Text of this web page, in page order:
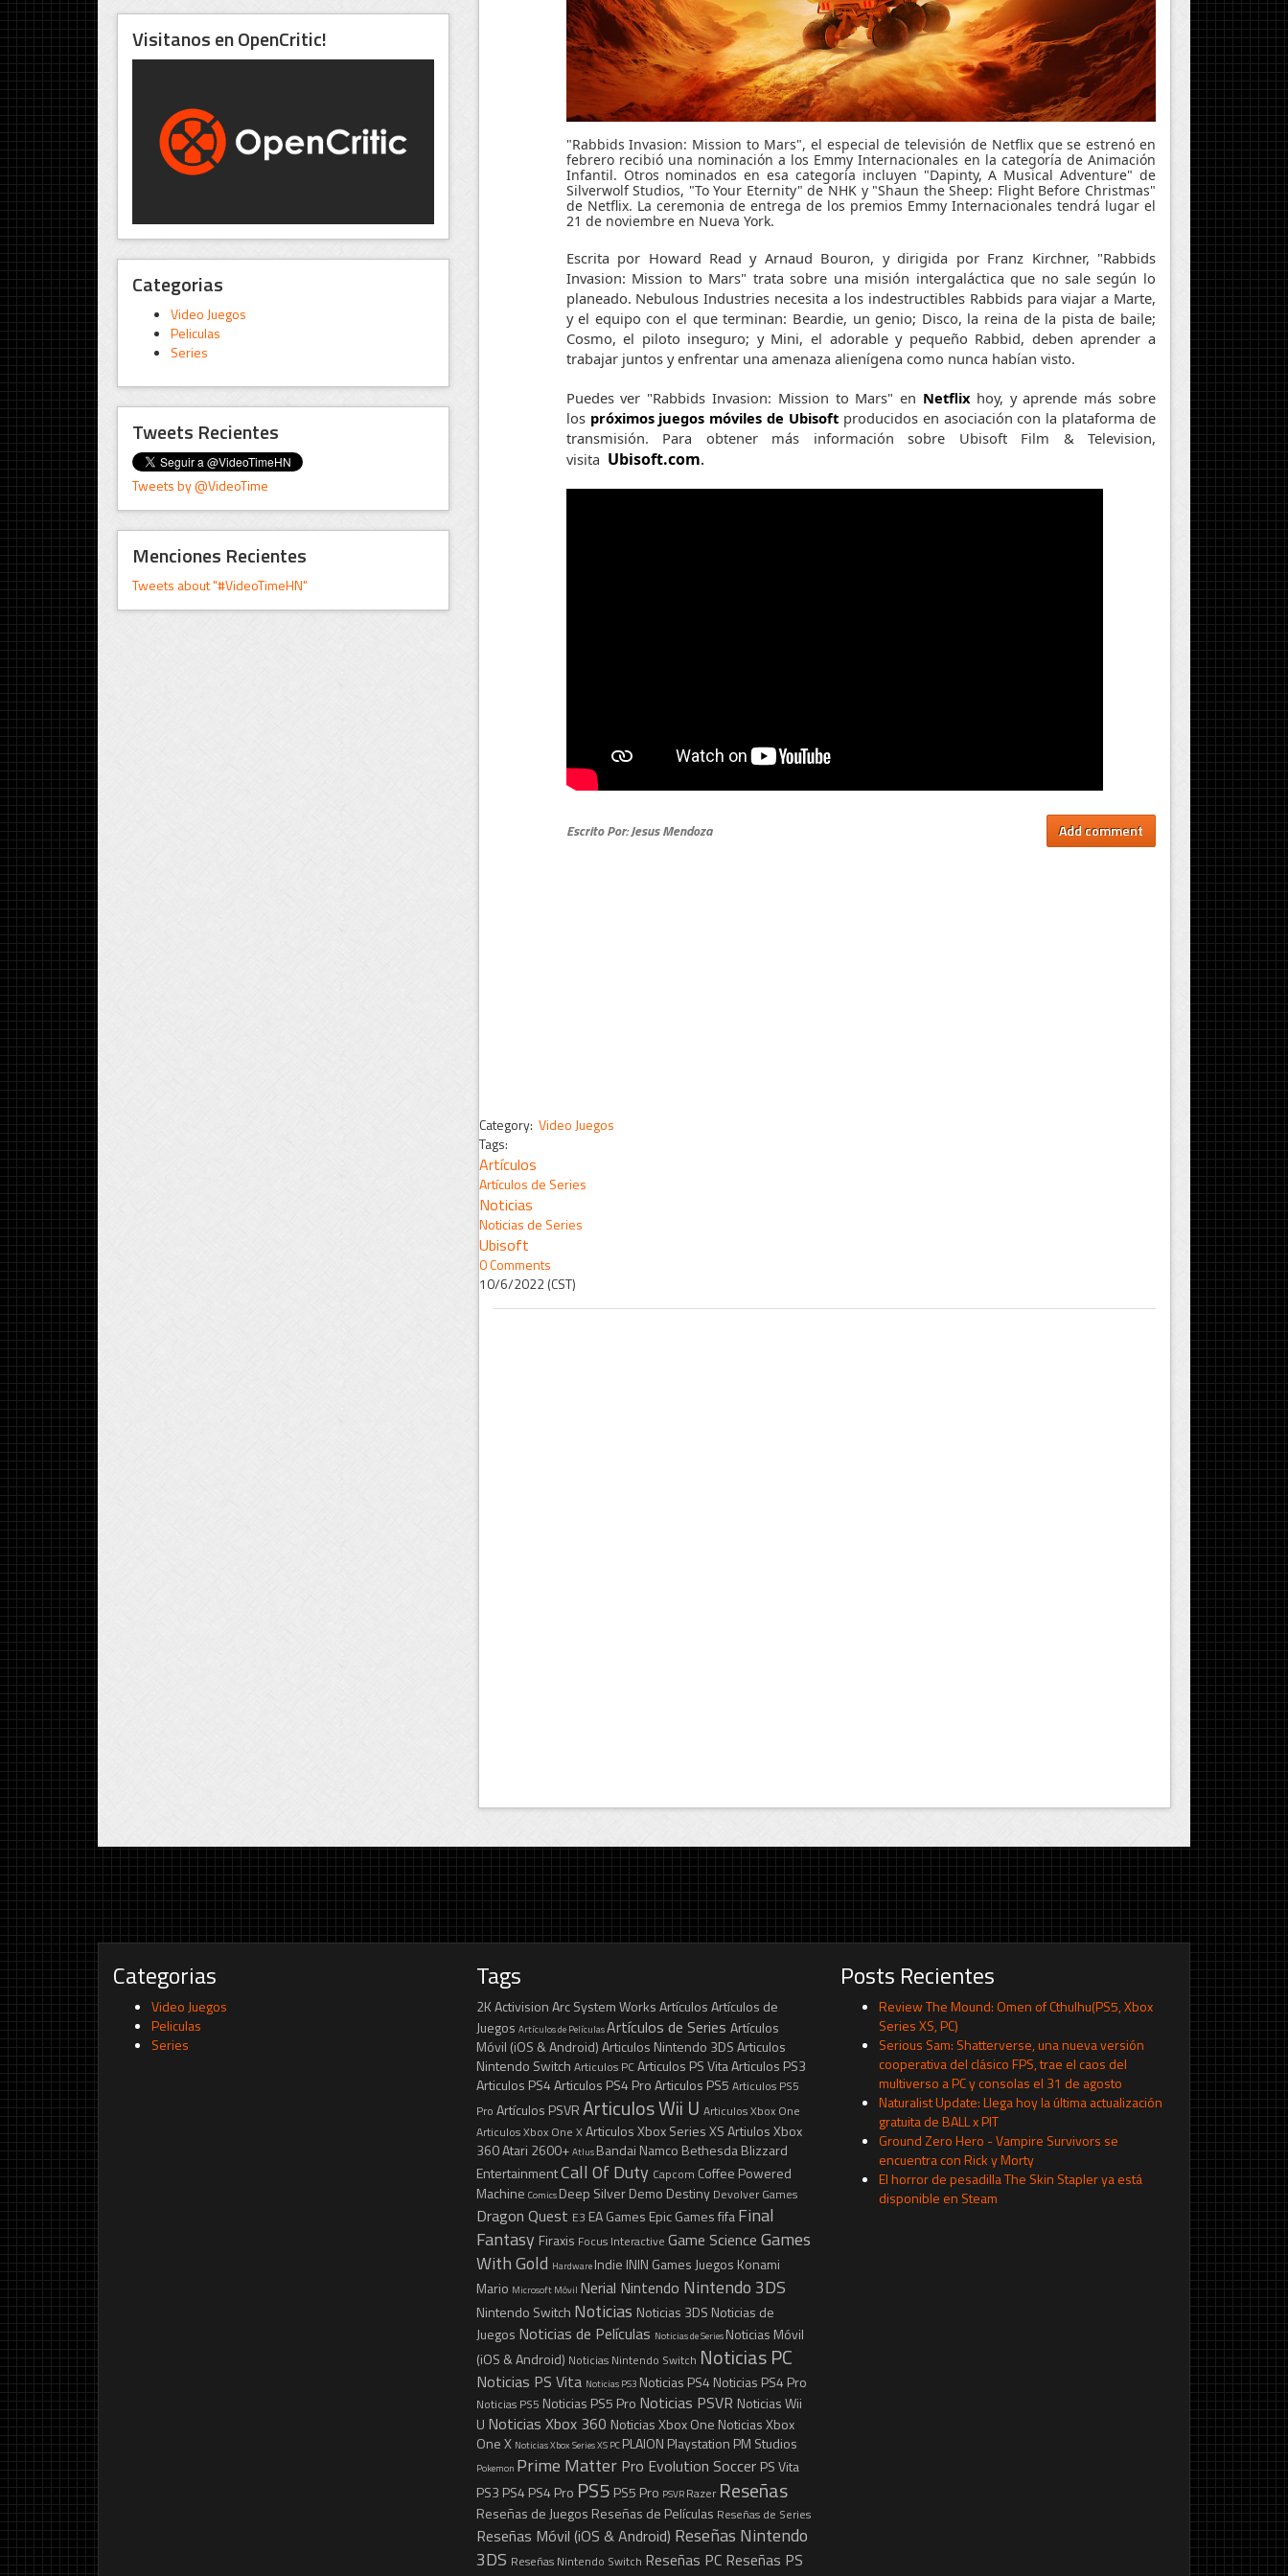
Visitanos en OpenCritic!
Categorias
Video Juegos
Peliculas
Series
Tweets Recientes
Tweets by @VideoTime
Menciones Recientes
Tweets about "#VideoTimeHN"
"Rabbids Invasion: Mission to Mars", el especial de televisión de Netflix que se estrenó en
febrero recibió una nominación a los Emmy Internacionales en la categoría de Animación
Infantil. Otros nominados en esa categoría incluyen "Dapinty, A Musical Adventure" de
Silverwolf Studios, "To Your Eternity" de NHK y "Shaun the Sheep: Flight Before Christmas"
de Netflix. La ceremonia de entrega de los premios Emmy Internacionales tendrá lugar el
21 de noviembre en Nueva York.
Escrita por Howard Read y Arnaud Bouron, y dirigida por Franz Kirchner, "Rabbids
Invasion: Mission to Mars" trata sobre una misión intergaláctica que no sale según lo
planeado. Nebulous Industries necesita a los indestructibles Rabbids para viajar a Marte,
y el equipo con el que terminan: Beardie, un genio; Disco, la reina de la pista de baile;
Cosmo, el piloto inseguro; y Mini, el adorable y pequeño Rabbid, deben aprender a
trabajar juntos y enfrentar una amenaza alienígena como nunca habían visto.
Puedes ver "Rabbids Invasion: Mission to Mars" en Netflix hoy, y aprende más sobre
los próximos juegos móviles de Ubisoftproducidos en asociación con la plataforma de
transmisión. Para obtener más información sobre Ubisoft Film & Television,
visita Ubisoft.com.
Escrito Por: Jesus Mendoza Add comment
Category: Video Juegos
Tags:
Artículos
Artículos de Series
Noticias
Noticias de Series
Ubisoft
0 Comments
10/6/2022 (CST)
Categorias
Video Juegos
Peliculas
Series
Tags
2KActivisionArc System WorksArtículosArtículos de
JuegosArtículos de PelículasArtículos de SeriesArtículos
Móvil (iOS & Android)Articulos Nintendo 3DSArticulos
Nintendo SwitchArticulos PCArticulos PS VitaArticulos PS3
Articulos PS4Articulos PS4 ProArticulos PS5Articulos PS5
ProArtículos PSVRArticulos Wii UArticulos Xbox One
Articulos Xbox One XArticulos Xbox Series XSArtiulos Xbox
360Atari 2600+Atlus Bandai Namco BethesdaBlizzard
EntertainmentCall Of Duty Capcom Coffee Powered
MachineComics Deep SilverDemo Destiny Devolver Games
Dragon Quest E3 EA Games Epic GamesfifaFinal
Fantasy Firaxis Focus InteractiveGame ScienceGames
With Gold Hardware Indie ININ Games Juegos Konami
Mario Microsoft Móvil Nerial Nintendo Nintendo 3DS
Nintendo Switch Noticias Noticias 3DS Noticias de
Juegos Noticias de Películas Noticias de Series Noticias Móvil
(iOS & Android) Noticias Nintendo Switch Noticias PC
Noticias PS Vita Noticias PS3 Noticias PS4 Noticias PS4 Pro
Noticias PS5 Noticias PS5 Pro Noticias PSVR Noticias Wii
U Noticias Xbox 360 Noticias Xbox One Noticias Xbox
One X Noticias Xbox Series XS PC PLAION Playstation PM Studios
Pokemon Prime Matter Pro Evolution Soccer PS Vita
PS3 PS4 PS4 Pro PS5 PS5 Pro PSVR Razer Reseñas
Reseñas de Juegos Reseñas de Películas Reseñas de Series
Reseñas Móvil (iOS & Android) Reseñas Nintendo
3DS Reseñas Nintendo Switch Reseñas PC Reseñas PS
Posts Recientes
Review The Mound: Omen of Cthulhu(PS5, Xbox
Series XS, PC)
Serious Sam: Shatterverse, una nueva versión
cooperativa del clásico FPS, trae el caos del
multiverso a PC y consolas el 31 de agosto
Naturalist Update: Llega hoy la última actualización
gratuita de BALL x PIT
Ground Zero Hero - Vampire Survivors se
encuentra con Rick y Morty
El horror de pesadilla The Skin Stapler ya está
disponible en Steam